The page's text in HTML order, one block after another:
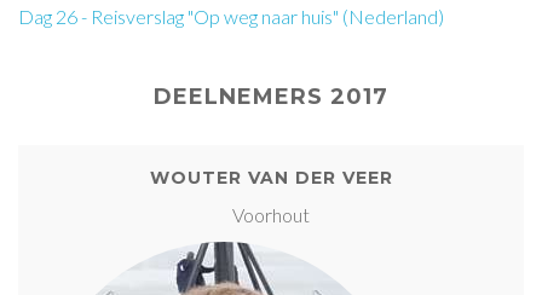
Dag 26 - Reisverslag "Op weg naar huis" (Nederland)
DEELNEMERS 2017
WOUTER VAN DER VEER
Voorhout